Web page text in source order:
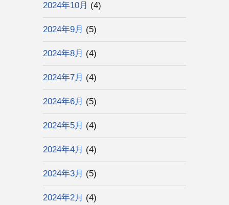
2024年10月 (4)
2024年9月 (5)
2024年8月 (4)
2024年7月 (4)
2024年6月 (5)
2024年5月 (4)
2024年4月 (4)
2024年3月 (5)
2024年2月 (4)